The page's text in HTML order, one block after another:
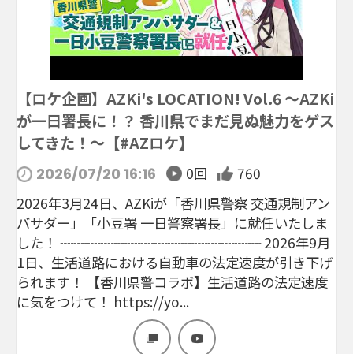
【ロケ企画】AZKi's LOCATION! Vol.6 ～AZKi
が一日署長に！？ 香川県でまだ見ぬ魅力をゲス
してきた！～【#AZロケ】
2026/07/20 16:16 0回
760
2026年3月24日、AZKiが「香川県警察 交通規制アン
バサダー」「小豆署 一日警察署長」に就任いたしま
した！ ┈┈┈┈┈┈┈┈┈┈┈┈┈┈┈ 2026年9月
1日、生活道路における自動車の法定速度が引き下げ
られます！ 【香川県警コラボ】生活道路の法定速度
に気をつけて！ https://yo...